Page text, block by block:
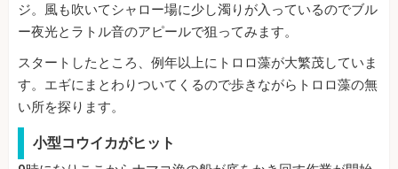
ジ。風も吹いてシャロー場に少し濁りが入っているのでブル
ー夜光とラトル音のアピールで狙ってみます。
スタートしたところ、例年以上にトロロ藻が大繁茂していま
す。エギにまとわりついてくるので歩きながらトロロ藻の無
い所を探ります。
小型コウイカがヒット